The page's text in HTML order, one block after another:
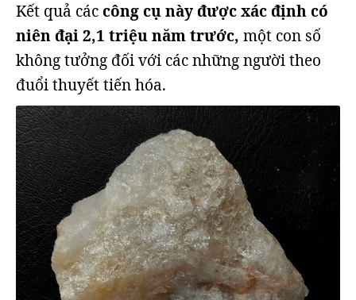
Kết quả các công cụ này được xác định có
niên đại 2,1 triệu năm trước, một con số
không tưởng đối với các những người theo
đuổi thuyết tiến hóa.